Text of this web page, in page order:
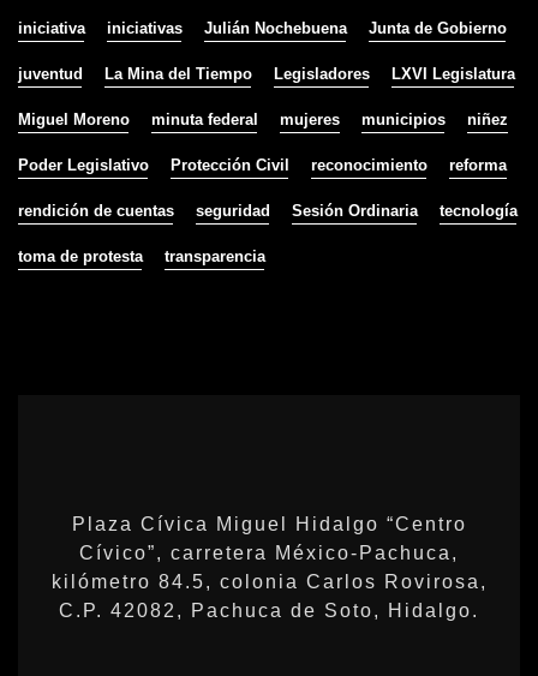
iniciativa iniciativas Julián Nochebuena Junta de Gobierno
juventud La Mina del Tiempo Legisladores LXVI Legislatura
Miguel Moreno minuta federal mujeres municipios niñez
Poder Legislativo Protección Civil reconocimiento reforma
rendición de cuentas seguridad Sesión Ordinaria tecnología
toma de protesta transparencia
Plaza Cívica Miguel Hidalgo “Centro
Cívico”, carretera México-Pachuca,
kilómetro 84.5, colonia Carlos Rovirosa,
C.P. 42082, Pachuca de Soto, Hidalgo.